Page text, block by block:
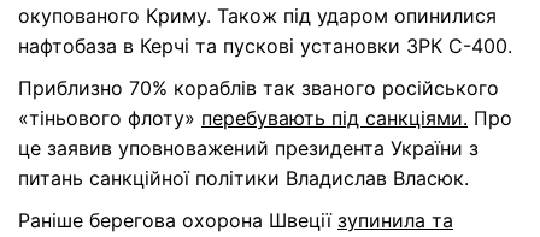
окупованого Криму. Також під ударом опинилися
нафтобаза в Керчі та пускові установки ЗРК С-400.
Приблизно 70% кораблів так званого російського
«тіньового флоту» перебувають під санкціями. Про
це заявив уповноважений президента України з
питань санкційної політики Владислав Власюк.
Раніше берегова охорона Швеції зупинила та